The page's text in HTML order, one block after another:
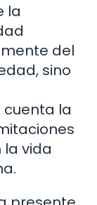
la
del
sino
cuenta la
vida